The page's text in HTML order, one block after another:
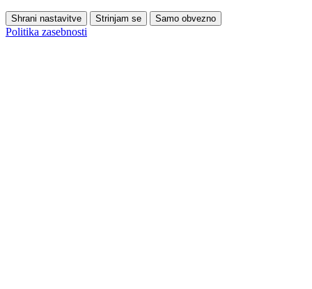
Shrani nastavitve Strinjam se Samo obvezno
Politika zasebnosti